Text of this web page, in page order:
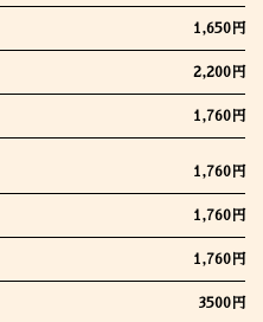
1,650円
2,200円
1,760円
1,760円
1,760円
1,760円
3500円